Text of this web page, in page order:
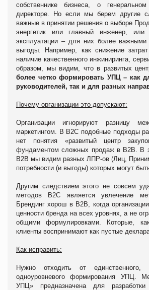
собственнике бизнеса, о
директоре. Но если мы берем другие
важные в принятии решения о выборе
энергетик или главный инженер, или
эксплуатации – для них более важными
выгоды. Например, как снижение
наличие качественного инжиниринга,
образом, мы видим, что в развитых
более четко формировать УПЦ – как
руководителей, так и для разных
Почему организации это допускают:
Организации игнорируют разницу
маркетингом. В В2С подобные подходы
нет понятия «развитый центр
фундаментом сложных продаж в В2В. В
В2В мы видим разных ЛПР-ов (Лиц,
потребности (и выгоды) которых могут
Другим следствием этого не совсем
методов В2С является увлечение
Брендинг хорош в В2В, когда
ценности бренда на всех уровнях, а не
общими формулировками. Которые,
клиенты воспринимают как пустые
Как исправить:
Нужно отходить от единственного,
одноуровневого формирования УПЦ.
УПЦ» предназначена для разработки